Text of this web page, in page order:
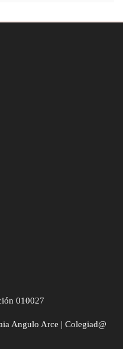
010027
Angulo Arce | Colegiad@